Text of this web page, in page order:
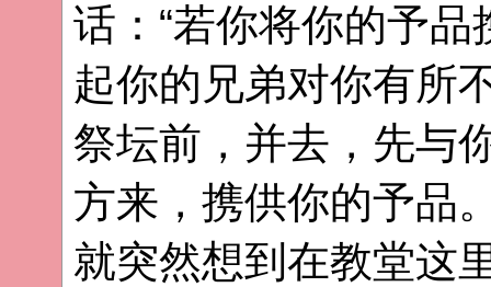
话：“若你将你的予
起你的兄弟对你有所
祭坛前，并去，先与
方来，携供你的予品
就突然想到在教堂这